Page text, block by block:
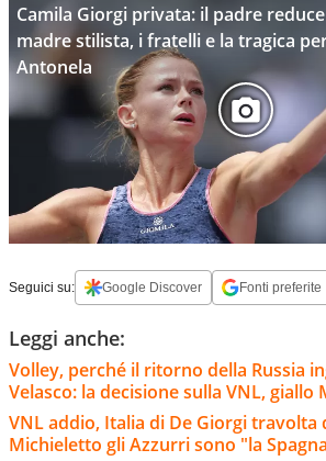
Camila Giorgi privata: il padre
madre stilista, i fratelli e la tragica
Antonela
Seguici su: Google Discover Fonti preferite
Leggi anche:
Volley, perché il ritorno della Russia
Velasco: la decisione sulla VNL, giallo
VNL addio, Italia di De Giorgi travolta
Michieletto gli Azzurri sono "la